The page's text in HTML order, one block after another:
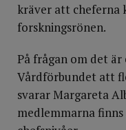
kräver att cheferna
forskningsrönen.
På frågan om det
Vårdförbundet att
svarar Margareta
medlemmarna